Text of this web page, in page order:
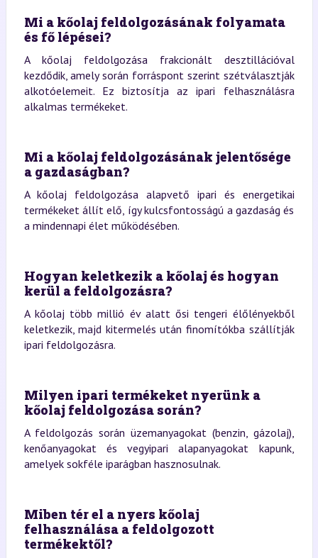
Mi a kőolaj feldolgozásának folyamata
és fő lépései?
A kőolaj feldolgozása frakcionált desztillációval
kezdődik, amely során forráspont szerint szétválasztják
alkotóelemeit. Ez biztosítja az ipari felhasználásra
alkalmas termékeket.
Mi a kőolaj feldolgozásának jelentősége
a gazdaságban?
A kőolaj feldolgozása alapvető ipari és energetikai
termékeket állít elő, így kulcsfontosságú a gazdaság és
a mindennapi élet működésében.
Hogyan keletkezik a kőolaj és hogyan
kerül a feldolgozásra?
A kőolaj több millió év alatt ősi tengeri élőlényekből
keletkezik, majd kitermelés után finomítókba szállítják
ipari feldolgozásra.
Milyen ipari termékeket nyerünk a
kőolaj feldolgozása során?
A feldolgozás során üzemanyagokat (benzin, gázolaj),
kenőanyagokat és vegyipari alapanyagokat kapunk,
amelyek sokféle iparágban hasznosulnak.
Miben tér el a nyers kőolaj
felhasználása a feldolgozott
termékektől?